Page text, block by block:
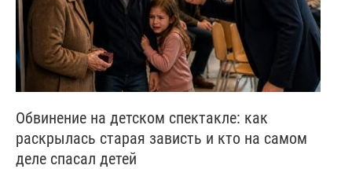
Обвинение на детском спектакле: как
раскрылась старая зависть и кто на самом
деле спасал детей